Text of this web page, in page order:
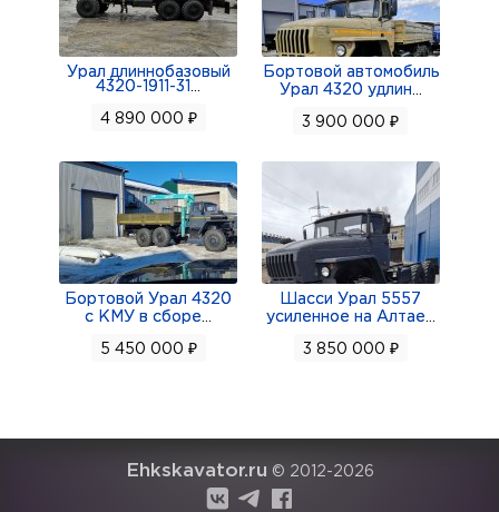
Урал длиннобазовый
4320-1911-31
4 890 000 ₽
Бортовой автомобиль
Урал 4320 удлин
3 900 000 ₽
Бортовой Урал 4320
с КМУ в сборе
5 450 000 ₽
Шасси Урал 5557
усиленное на Алтае
3 850 000 ₽
Ehkskavator.ru © 2012-2026